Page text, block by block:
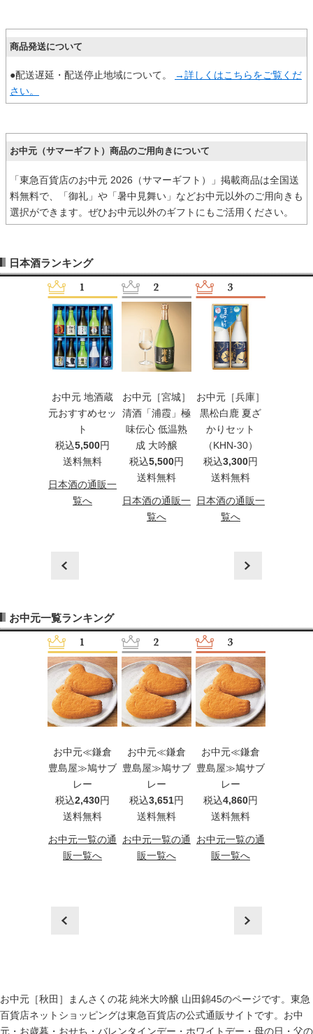
商品発送について
●配送遅延・配送停止地域について。
→詳しくはこちらをご覧くだ
さい。
お中元（サマーギフト）商品のご用向きについて
「東急百貨店のお中元 2026（サマーギフト）」掲載商品は全国送
料無料で、「御礼」や「暑中見舞い」などお中元以外のご用向きも
選択ができます。ぜひお中元以外のギフトにもご活用ください。
日本酒ランキング
お中元 地酒蔵
元おすすめセッ
ト
税込5,500円
送料無料
日本酒の通販一
覧へ
お中元［宮城］
清酒「浦霞」極
味伝心 低温熟
成 大吟醸
税込5,500円
送料無料
日本酒の通販一
覧へ
お中元［兵庫］
黒松白鹿 夏ざ
かりセット
（KHN-30）
税込3,300円
送料無料
日本酒の通販一
覧へ
prev next
お中元一覧ランキング
お中元≪鎌倉
豊島屋≫鳩サブ
レー
税込2,430円
送料無料
お中元一覧の通
販一覧へ
お中元≪鎌倉
豊島屋≫鳩サブ
レー
税込3,651円
送料無料
お中元一覧の通
販一覧へ
お中元≪鎌倉
豊島屋≫鳩サブ
レー
税込4,860円
送料無料
お中元一覧の通
販一覧へ
prev next
お中元［秋田］まんさくの花 純米大吟醸 山田錦45のページです。東急
百貨店ネットショッピングは東急百貨店の公式通販サイトです。 お中
元 ・ お歳暮 ・ おせち ・ バレンタインデー ・ ホワイトデー ・ 母の日 ・ 父の